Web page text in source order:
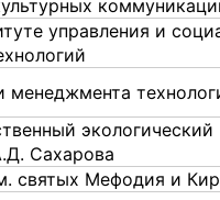
управления и
менеджмента
экологический
Сахарова
святых Мефодия и